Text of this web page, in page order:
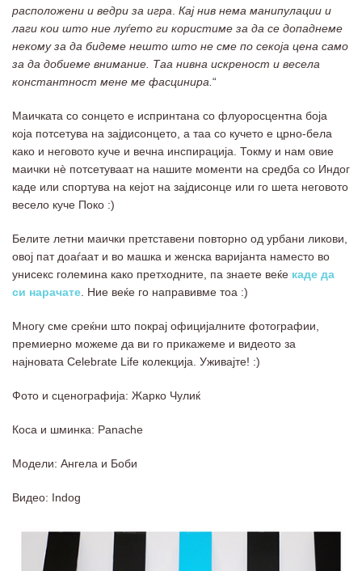
расположени и ведри за игра Кај нив нема манипулации и
лаги кои што ние луѓето ги користиме за да се допаднеме
некому за да бидеме нешто што не сме по секоја цена само
за да добиеме внимание. Таа нивна искреност и весела
константност мене ме фасцинира. “
Маичката со сонцето е испринтана со флуоросцентна боја
која потсетува на зајдисонцето, а таа со кучето е црно-бела
како и неговото куче и вечна инспирација. Токму и нам овие
маички нѐ потсетуваат на нашите моменти на средба со Индог
каде или спортува на кејот на зајдисонце или го шета неговото
весело куче Поко :)
Белите летни маички претставени повторно од урбани ликови,
овој пат доаѓаат и во машка и женска варијанта наместо во
унисекс големина како претходните, па знаете веќе каде да
си нарачате . Ние веќе го направивме тоа :)
Многу сме среќни што покрај официјалните фотографии,
премиерно можеме да ви го прикажеме и видеото за
најновата Celebrate Life колекција. Уживајте! :)
Фото и сценографија: Жарко Чулиќ
Коса и шминка: Panache
Модели: Ангела и Боби
Видео: Indog